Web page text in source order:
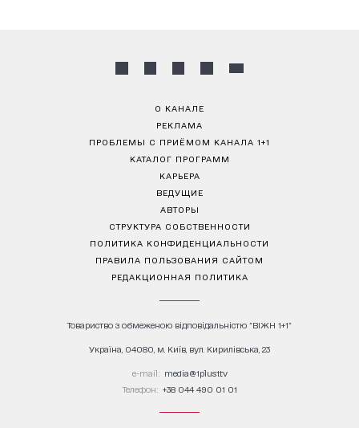
О КАНАЛЕ
РЕКЛАМА
ПРОБЛЕМЫ С ПРИЁМОМ КАНАЛА 1+1
КАТАЛОГ ПРОГРАММ
КАРЬЕРА
ВЕДУЩИЕ
АВТОРЫ
СТРУКТУРА СОБСТВЕННОСТИ
ПОЛИТИКА КОНФИДЕНЦИАЛЬНОСТИ
ПРАВИЛА ПОЛЬЗОВАНИЯ САЙТОМ
РЕДАКЦИОННАЯ ПОЛИТИКА
Товариство з обмеженою відповідальністю "ВІЖН 1+1"
Україна, 04080, м. Київ, вул. Кирилівська, 23
е-mail: media@1plus1.tv
Телефон: +38 044 490 01 01